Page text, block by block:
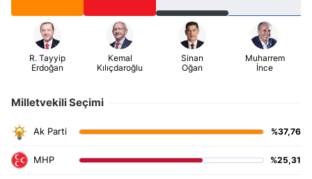
Milletvekili Seçimi
%37,76
%25,31